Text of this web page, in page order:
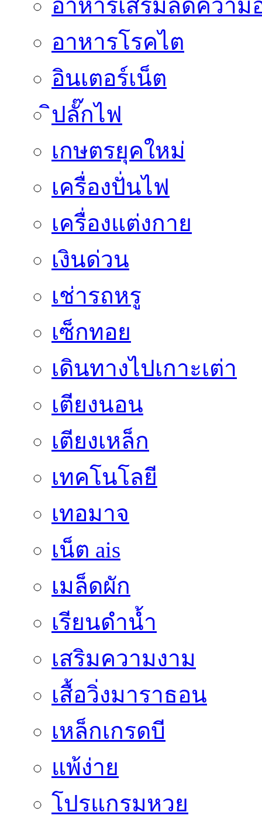
อาหารเสริมลดความ
อาหารโรคไต
อินเตอร์เน็ต
ิปลั๊กไฟ
เกษตรยุคใหม่
เครื่องปั่นไฟ
เครื่องแต่งกาย
เงินด่วน
เช่ารถหรู
เซ็กทอย
เดินทางไปเกาะเต่า
เตียงนอน
เตียงเหล็ก
เทคโนโลยี
เทอมาจ
เน็ต ais
เมล็ดผัก
เรียนดำน้ำ
เสริมความงาม
เสื้อวิ่งมาราธอน
เหล็กเกรดบี
แพ้ง่าย
โปรแกรมหวย